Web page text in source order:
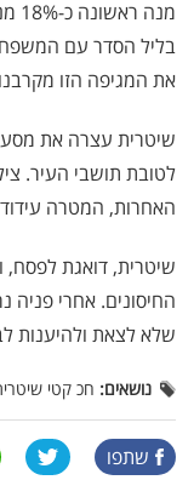
בליל הסדר עם
את המגיפה הזו
שיטרית עצרה את
לטובת תושבי העיר.
האחרות, המטרה
שיטרית, דואגת
החיסונים. אחרי פניה
שלא לצאת ולהיענות
נושאים: חכ קטי
שתפו